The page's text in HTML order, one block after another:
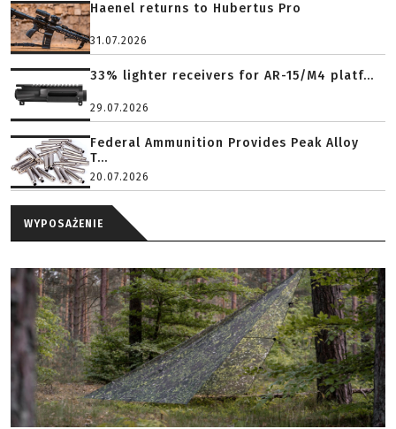
Haenel returns to Hubertus Pro
31.07.2026
33% lighter receivers for AR-15/M4 platf...
29.07.2026
Federal Ammunition Provides Peak Alloy
T...
20.07.2026
WYPOSAŻENIE